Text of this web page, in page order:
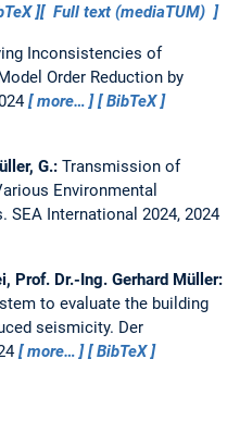
Full text (mediaTUM)
Inconsistencies of
Order Reduction by
more…
BibTeX
G.: Transmission of
Environmental
SEA International 2024, 2024
Prof. Dr.-Ing. Gerhard Müller:
to evaluate the building
seismicity. Der
more…
BibTeX